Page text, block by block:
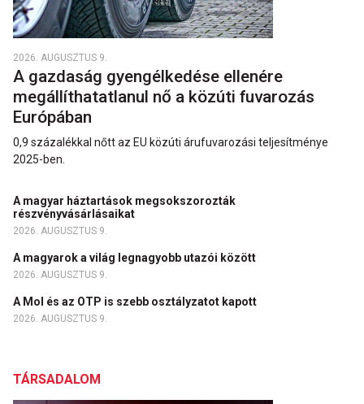
2026. AUGUSZTUS 9.
A gazdaság gyengélkedése ellenére
megállíthatatlanul nő a közúti fuvarozás
Európában
0,9 százalékkal nőtt az EU közúti árufuvarozási teljesítménye
2025-ben.
A magyar háztartások megsokszorozták
részvényvásárlásaikat
2026. AUGUSZTUS 9.
A magyarok a világ legnagyobb utazói között
2026. AUGUSZTUS 9.
A Mol és az OTP is szebb osztályzatot kapott
2026. AUGUSZTUS 9.
TÁRSADALOM